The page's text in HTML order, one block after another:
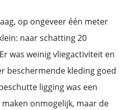
op ongeveer één meter
naar schatting 20
was weinig vliegactiviteit en
beschermende kleding goed
ligging was een
onmogelijk, maar de